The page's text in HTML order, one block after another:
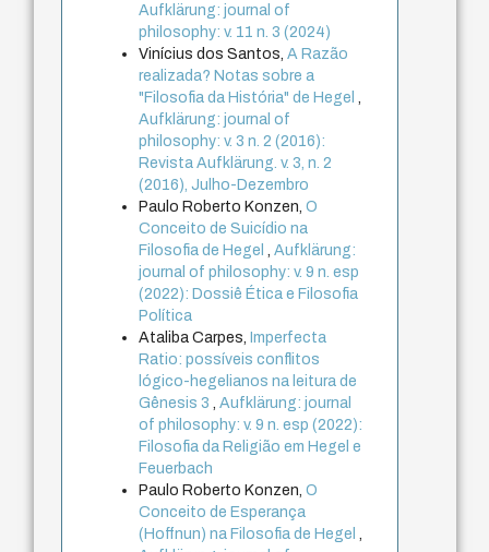
Aufklärung: journal of
philosophy: v. 11 n. 3 (2024)
Vinícius dos Santos,A Razão
realizada? Notas sobre a
"Filosofia da História" de Hegel
Aufklärung: journal of
philosophy: v. 3 n. 2 (2016):
Revista Aufklärung. v. 3, n. 2
(2016), Julho-Dezembro
Paulo Roberto Konzen,O
Conceito de Suicídio na
Filosofia de Hegel
,Aufklärung:
journal of philosophy: v. 9 n. esp
(2022): Dossiê Ética e Filosofia
Política
Ataliba Carpes,Imperfecta
Ratio: possíveis conflitos
lógico-hegelianos na leitura de
Gênesis 3
,Aufklärung: journal
of philosophy: v. 9 n. esp (2022):
Filosofia da Religião em Hegel e
Feuerbach
Paulo Roberto Konzen,O
Conceito de Esperança
(Hoffnun) na Filosofia de Hegel